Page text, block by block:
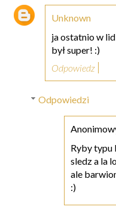
Unknown
ja ostatnio w
był super! :)
Odpowiedz
Odpowiedzi
Ryby typu
sledz a la
ale
:)